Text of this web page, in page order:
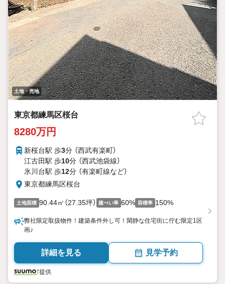
土地・売地
東京都練馬区桜台
8280万円
新桜台駅 歩3分 （西武有楽町）
江古田駅 歩10分 （西武池袋線）
氷川台駅 歩12分 （有楽町線など）
東京都練馬区桜台
土地面積 90.44㎡（27.35坪） 建ぺい率 60% 容積率 150%
弊社限定取扱物件！建築条件外し可！閑静な住宅街に佇む限定1区
画♪
詳細を見る 見学予約
提供